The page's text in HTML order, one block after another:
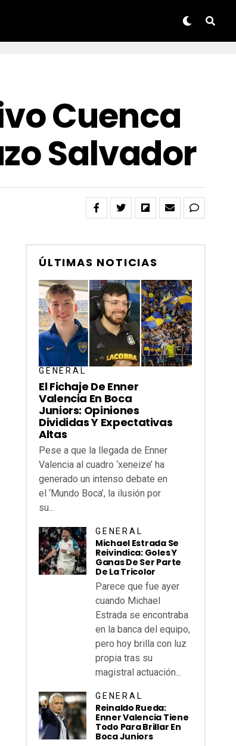
Cuenca
Salvador
ÚLTIMAS NOTICIAS
GENERAL
El Fichaje De Enner
Valencia En Boca
Juniors: Opiniones
Divididas Y Expectativas
Altas
Pese a que la llegada de Enner
Valencia al cuadro ‘xeneize’ ha
generado un intenso debate en
el ‘Mundo Boca’, la ilusión por
su...
GENERAL
Michael Estrada Se
Reivindica: Goles Y
Ganas De Ser Parte
De La Tricolor
Parece que fue ayer
cuando Michael
Estrada se encontraba
en la banca del equipo,
pero hoy brilla con luz
propia tras su
magistral actuación...
GENERAL
Reinaldo Rueda:
Enner Valencia Tiene
Todo Para Brillar En
Boca Juniors